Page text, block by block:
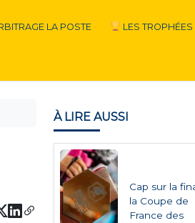
LA POSTE LES
À LIRE AUSSI
Cap sur la
la Coupe de
France des